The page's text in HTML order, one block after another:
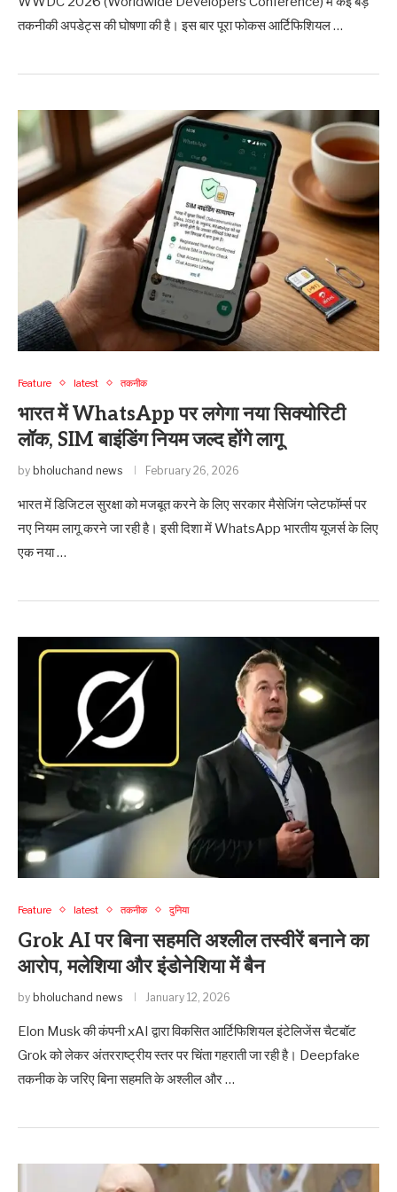
तकनीकी अपडेट्स की घोषणा की है। इस बार पूरा फोकस आर्टिफिशियल …
Feature latest तकनीक
भारत में WhatsApp पर लगेगा नया सिक्योरिटी
लॉक, SIM बाइंडिंग नियम जल्द होंगे लागू
by bholuchand news February 26, 2026
भारत में डिजिटल सुरक्षा को मजबूत करने के लिए सरकार मैसेजिंग प्लेटफॉर्म्स पर
नए नियम लागू करने जा रही है। इसी दिशा में WhatsApp भारतीय यूजर्स के लिए
एक नया …
Feature latest तकनीक दुनिया
Grok AI पर बिना सहमति अश्लील तस्वीरें बनाने का
आरोप, मलेशिया और इंडोनेशिया में बैन
by bholuchand news January 12, 2026
Elon Musk की कंपनी xAI द्वारा विकसित आर्टिफिशियल इंटेलिजेंस चैटबॉट
Grok को लेकर अंतरराष्ट्रीय स्तर पर चिंता गहराती जा रही है। Deepfake
तकनीक के जरिए बिना सहमति के अश्लील और …